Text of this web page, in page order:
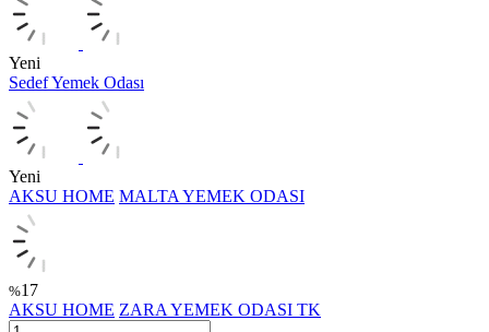
Yeni
Sedef Yemek Odası
Yeni
AKSU HOME MALTA YEMEK ODASI
%17
AKSU HOME ZARA YEMEK ODASI TK